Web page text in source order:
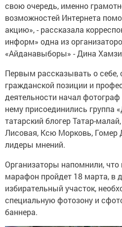
свою очередь, именно
возможностей Интернета
акцию», - рассказала
информ» одна из
«Айданавыборы» - Дина
Первым рассказывать о себе,
гражданской позиции и
деятельности начал
нему присоединились группа
татарский блогер Татар-
Лисовая, Ксю Морковь, Гомер
лидеры мнений.
Организаторы напомнили, что
марафон пройдет 18 марта, в
избирательный участок,
специальную фотозону и
баннера.